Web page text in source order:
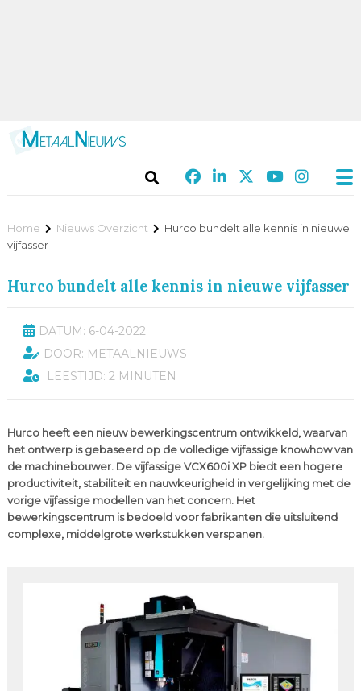
Home Nieuws Overzicht
Hurco bundelt alle kennis in nieuwe
vijfasser
Hurco bundelt alle kennis in nieuwe vijfasser
DATUM: 6-04-2022
DOOR: METAALNIEUWS
LEESTIJD: 2 MINUTEN
Hurco heeft een nieuw bewerkingscentrum ontwikkeld, waarvan
het ontwerp is gebaseerd op de volledige vijfassige knowhow van
de machinebouwer. De vijfassige VCX600i XP biedt een hogere
productiviteit, stabiliteit en nauwkeurigheid in vergelijking met de
vorige vijfassige modellen van het concern. Het
bewerkingscentrum is bedoeld voor fabrikanten die uitsluitend
complexe, middelgrote werkstukken verspanen.